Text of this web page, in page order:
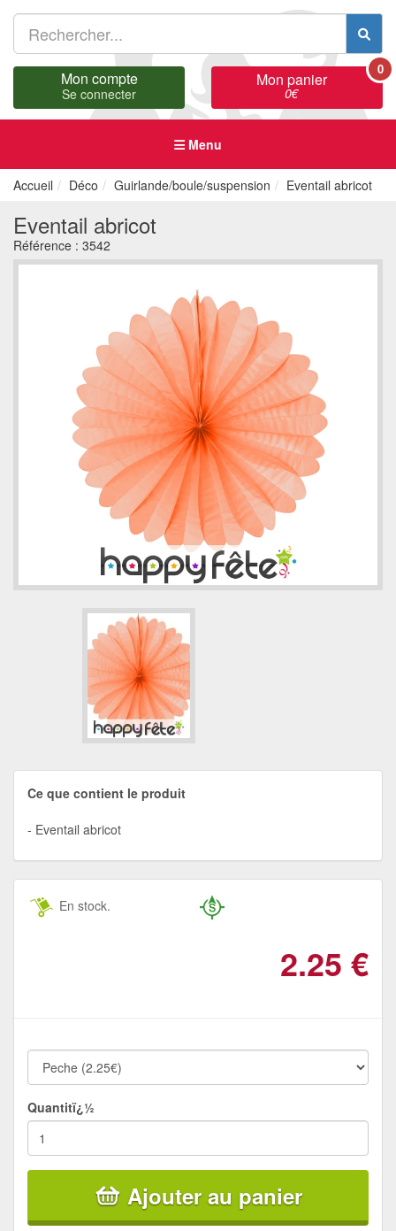
Mon compte
Se connecter
Mon panier
0€
0
Menu
Accueil Déco Guirlande/boule/suspension Eventail abricot
Eventail abricot
Référence : 3542
Ce que contient le produit
Eventail abricot
En stock.
2.25 €
Quantitï¿½
Ajouter au panier